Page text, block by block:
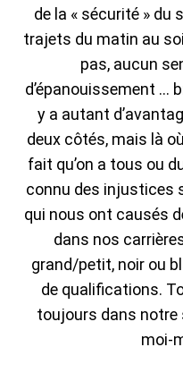
de la « sécurité » du
trajets du matin au
pas, aucun
d’épanouissement …
y a autant
deux côtés, mais là
fait qu’on a tous ou
connu des injustices
qui nous ont causés
dans nos
grand/petit, noir ou
de qualifications.
toujours dans notre
moi-